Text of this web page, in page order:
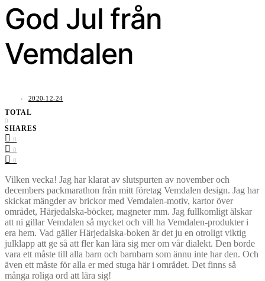
God Jul från
Vemdalen
2020-12-24
TOTAL
0
SHARES
0
0
0
Vilken vecka! Jag har klarat av slutspurten av november och
decembers packmarathon från mitt företag Vemdalen design. Jag har
skickat mängder av brickor med Vemdalen-motiv, kartor över
området, Härjedalska-böcker, magneter mm. Jag fullkomligt älskar
att ni gillar Vemdalen så mycket och vill ha Vemdalen-produkter i
era hem. Vad gäller Härjedalska-boken är det ju en otroligt viktig
julklapp att ge så att fler kan lära sig mer om vår dialekt. Den borde
vara ett måste till alla barn och barnbarn som ännu inte har den. Och
även ett måste för alla er med stuga här i området. Det finns så
många roliga ord att lära sig!